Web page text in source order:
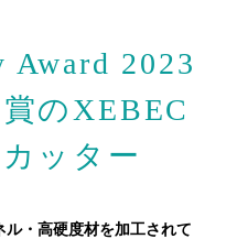
2023
のXEBEC
ッター
ル・高硬度材を加工されて